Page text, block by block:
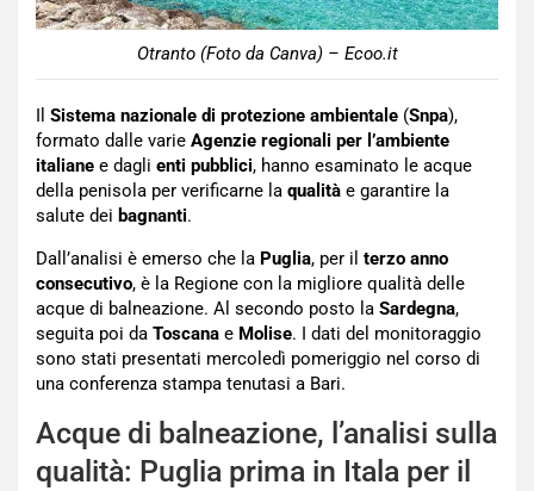
Otranto (Foto da Canva) – Ecoo.it
Il Sistema nazionale di protezione ambientale (Snpa),
formato dalle varie Agenzie regionali per l’ambiente
italiane e dagli enti pubblici, hanno esaminato le acque
della penisola per verificarne la qualità e garantire la
salute dei bagnanti.
Dall’analisi è emerso che la Puglia, per il terzo anno
consecutivo, è la Regione con la migliore qualità delle
acque di balneazione. Al secondo posto la Sardegna,
seguita poi da Toscana e Molise. I dati del monitoraggio
sono stati presentati mercoledì pomeriggio nel corso di
una conferenza stampa tenutasi a Bari.
Acque di balneazione, l’analisi sulla
qualità: Puglia prima in Itala per il